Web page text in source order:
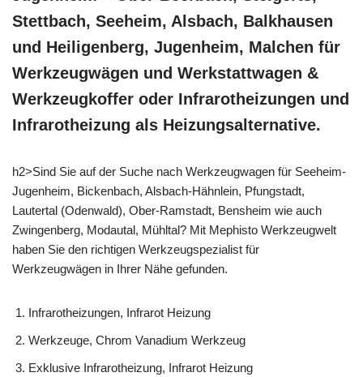
Stettbach, Seeheim, Alsbach, Balkhausen
und Heiligenberg, Jugenheim, Malchen für
Werkzeugwägen und Werkstattwagen &
Werkzeugkoffer oder Infrarotheizungen und
Infrarotheizung als Heizungsalternative.
h2>Sind Sie auf der Suche nach Werkzeugwagen für Seeheim-
Jugenheim, Bickenbach, Alsbach-Hähnlein, Pfungstadt,
Lautertal (Odenwald), Ober-Ramstadt, Bensheim wie auch
Zwingenberg, Modautal, Mühltal? Mit Mephisto Werkzeugwelt
haben Sie den richtigen Werkzeugspezialist für
Werkzeugwägen in Ihrer Nähe gefunden.
Infrarotheizungen, Infrarot Heizung
Werkzeuge, Chrom Vanadium Werkzeug
Exklusive Infrarotheizung, Infrarot Heizung